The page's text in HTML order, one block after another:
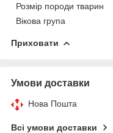
Розмір породи тварин
Вікова група
Приховати
Умови доставки
Нова Пошта
Всі умови доставки